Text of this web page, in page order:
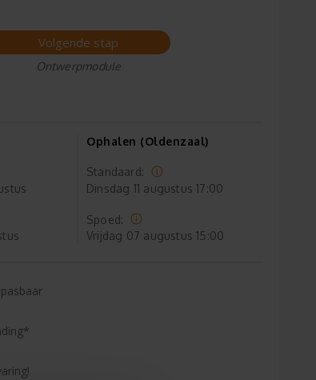
Volgende stap
Ontwerpmodule
Ophalen (Oldenzaal)
Standaard:
Dinsdag 11 augustus 17:00
Spoed:
Vrijdag 07 augustus 15:00